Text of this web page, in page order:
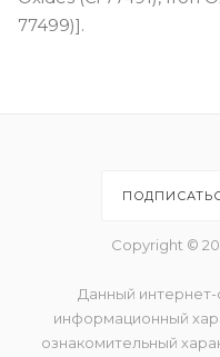
77499)].
Copyright ©
Данный интернет-
информационный
ознакомительный